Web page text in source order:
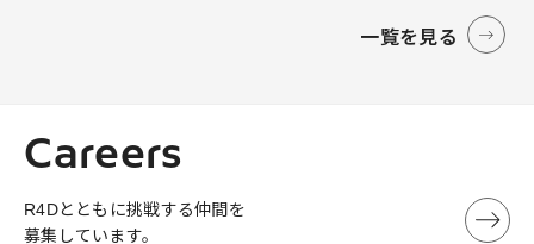
一覧を見る
Careers
R4Dとともに挑戦する仲間を
募集しています。